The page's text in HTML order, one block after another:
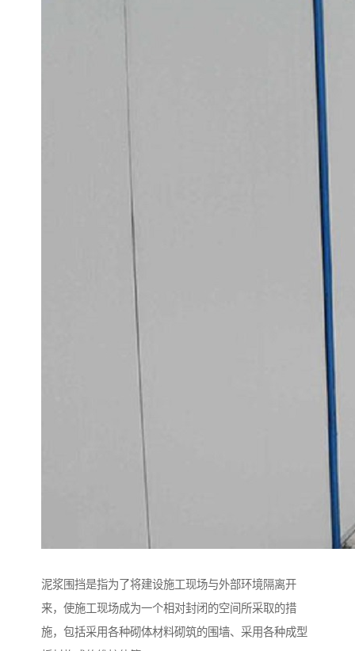
泥浆围挡是指为了将建设施工现场与外部环境隔离开
来，使施工现场成为一个相对封闭的空间所采取的措
施，包括采用各种砌体材料砌筑的围墙、采用各种成型